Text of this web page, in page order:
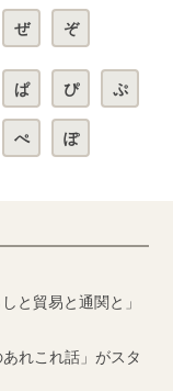
ぜ ぞ
ぱ ぴ ぷ
ぺ ぽ
と貿易と通関と」
れこれ話」がスタ